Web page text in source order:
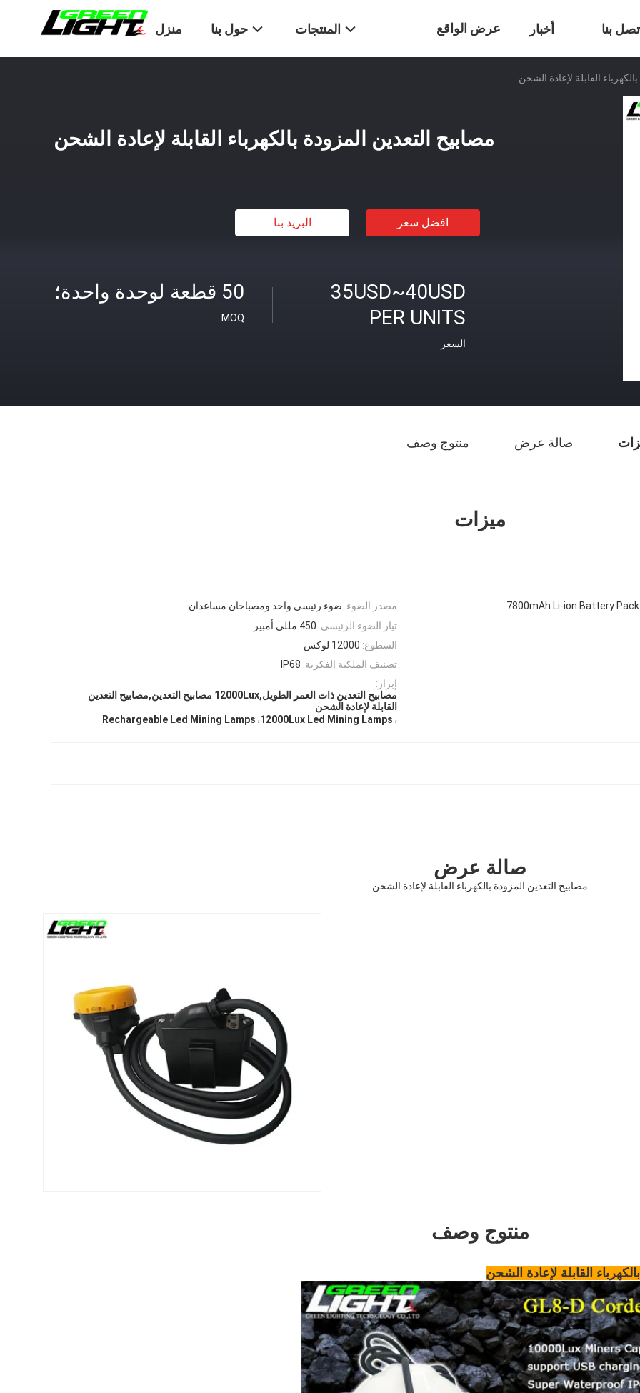
منزل حول بنا المنتجات عرض الواقع أخبار اتصل بنا
القابلة لإعادة الشحن
مصابيح التعدين المزودة بالكهرباء القابلة لإعادة الشحن
افضل سعر البريد بنا
50 قطعة لوحدة واحدة؛
MOQ
35USD~40USD
PER UNITS
السعر
صالة عرض منتوج وصف
ميزات
مصدر الضوء: ضوء رئيسي واحد ومصباحان مساعدان
7800mAh Li-ion Battery
تيار الضوء الرئيسي: 450 مللي أمبير
السطوع: 12000 لوكس
تصنيف الملكية الفكرية: IP68
إبراز:
مصابيح التعدين ذات العمر الطويل,12000Lux مصابيح التعدين,مصابيح التعدين
القابلة لإعادة الشحن
,
12000Lux Led Mining Lamps
,
Rechargeable Led Mining Lamps
صالة عرض
مصابيح التعدين المزودة بالكهرباء القابلة لإعادة الشحن
منتوج وصف
القابلة لإعادة الشحن